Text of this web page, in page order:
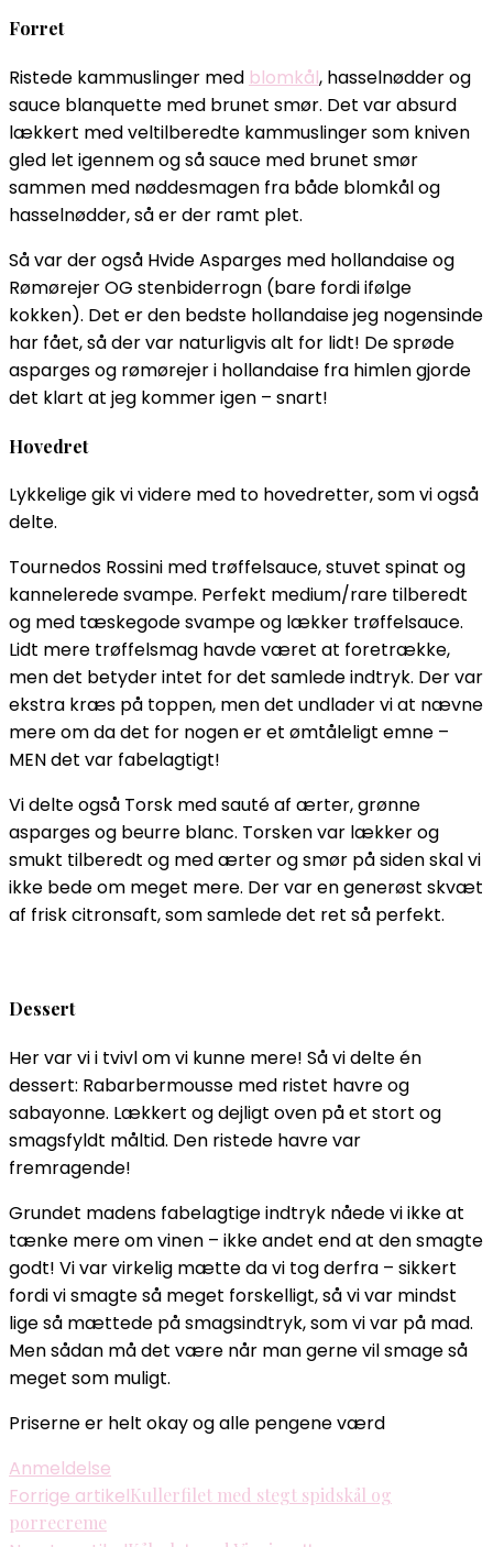
Forret
Ristede kammuslinger med blomkål, hasselnødder og
sauce blanquette med brunet smør. Det var absurd
lækkert med veltilberedte kammuslinger som kniven
gled let igennem og så sauce med brunet smør
sammen med nøddesmagen fra både blomkål og
hasselnødder, så er der ramt plet.
Så var der også Hvide Asparges med hollandaise og
Rømørejer OG stenbiderrogn (bare fordi ifølge
kokken). Det er den bedste hollandaise jeg nogensinde
har fået, så der var naturligvis alt for lidt! De sprøde
asparges og rømørejer i hollandaise fra himlen gjorde
det klart at jeg kommer igen – snart!
Hovedret
Lykkelige gik vi videre med to hovedretter, som vi også
delte.
Tournedos Rossini med trøffelsauce, stuvet spinat og
kannelerede svampe. Perfekt medium/rare tilberedt
og med tæskegode svampe og lækker trøffelsauce.
Lidt mere trøffelsmag havde været at foretrække,
men det betyder intet for det samlede indtryk. Der var
ekstra kræs på toppen, men det undlader vi at nævne
mere om da det for nogen er et ømtåleligt emne –
MEN det var fabelagtigt!
Vi delte også Torsk med sauté af ærter, grønne
asparges og beurre blanc. Torsken var lækker og
smukt tilberedt og med ærter og smør på siden skal vi
ikke bede om meget mere. Der var en generøst skvæt
af frisk citronsaft, som samlede det ret så perfekt.
Dessert
Her var vi i tvivl om vi kunne mere! Så vi delte én
dessert: Rabarbermousse med ristet havre og
sabayonne. Lækkert og dejligt oven på et stort og
smagsfyldt måltid. Den ristede havre var
fremragende!
Grundet madens fabelagtige indtryk nåede vi ikke at
tænke mere om vinen – ikke andet end at den smagte
godt! Vi var virkelig mætte da vi tog derfra – sikkert
fordi vi smagte så meget forskelligt, så vi var mindst
lige så mættede på smagsindtryk, som vi var på mad.
Men sådan må det være når man gerne vil smage så
meget som muligt.
Priserne er helt okay og alle pengene værd
Anmeldelse
Indlægsnavigation
Forrige artikelKullerfilet med stegt spidskål og
porrecreme